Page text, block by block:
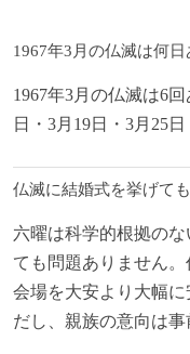
1967年3月の仏滅は何日
1967年3月の仏滅は6
日・3月19日・3月25日
仏滅に結婚式を挙げて
六曜は科学的根拠の
ても問題ありません
会場を大安より大幅
だし、親族の意向は事